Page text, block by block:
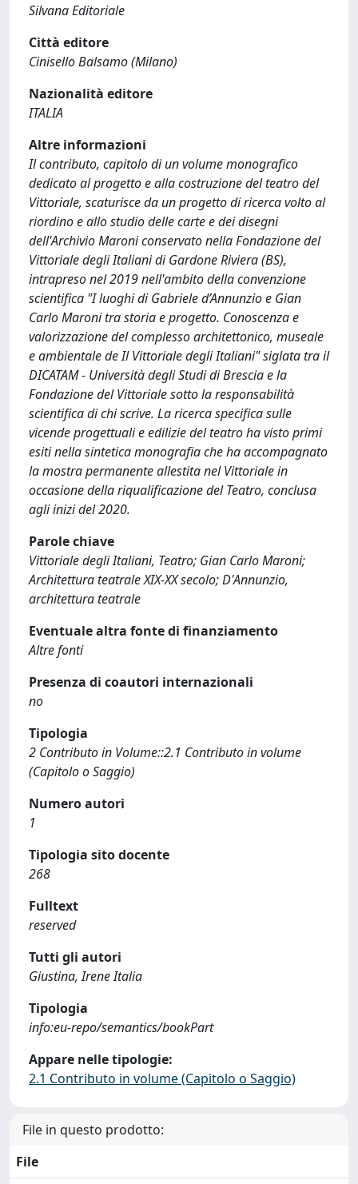
Silvana Editoriale
Città editore
Cinisello Balsamo (Milano)
Nazionalità editore
ITALIA
Altre informazioni
Il contributo, capitolo di un volume monografico
dedicato al progetto e alla costruzione del teatro del
Vittoriale, scaturisce da un progetto di ricerca volto al
riordino e allo studio delle carte e dei disegni
dell'Archivio Maroni conservato nella Fondazione del
Vittoriale degli Italiani di Gardone Riviera (BS),
intrapreso nel 2019 nell'ambito della convenzione
scientifica "I luoghi di Gabriele d’Annunzio e Gian
Carlo Maroni tra storia e progetto. Conoscenza e
valorizzazione del complesso architettonico, museale
e ambientale de Il Vittoriale degli Italiani" siglata tra il
DICATAM - Università degli Studi di Brescia e la
Fondazione del Vittoriale sotto la responsabilità
scientifica di chi scrive. La ricerca specifica sulle
vicende progettuali e edilizie del teatro ha visto primi
esiti nella sintetica monografia che ha accompagnato
la mostra permanente allestita nel Vittoriale in
occasione della riqualificazione del Teatro, conclusa
agli inizi del 2020.
Parole chiave
Vittoriale degli Italiani, Teatro; Gian Carlo Maroni;
Architettura teatrale XIX-XX secolo; D'Annunzio,
architettura teatrale
Eventuale altra fonte di finanziamento
Altre fonti
Presenza di coautori internazionali
no
Tipologia
2 Contributo in Volume::2.1 Contributo in volume
(Capitolo o Saggio)
Numero autori
1
Tipologia sito docente
268
Fulltext
reserved
Tutti gli autori
Giustina, Irene Italia
Tipologia
info:eu-repo/semantics/bookPart
Appare nelle tipologie:
2.1 Contributo in volume (Capitolo o Saggio)
File in questo prodotto:
File